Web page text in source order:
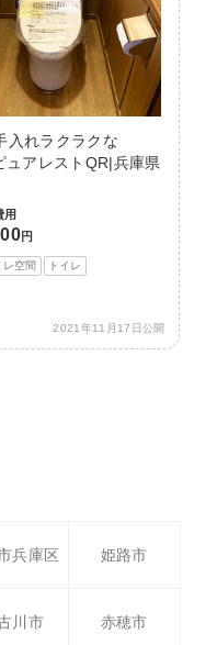
入れラクラクな
ュアレストQR|兵庫県
用
円
レ空間 トイレ
2021年11月17日公開
兵庫区 姫路市
川市 赤穂市